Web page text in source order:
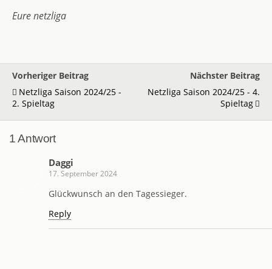
Eure netzliga
Vorheriger Beitrag
Netzliga Saison 2024/25 -
2. Spieltag
Nächster Beitrag
Netzliga Saison 2024/25 - 4.
Spieltag
1 Antwort
Daggi
17. September 2024
Glückwunsch an den Tagessieger.
Reply